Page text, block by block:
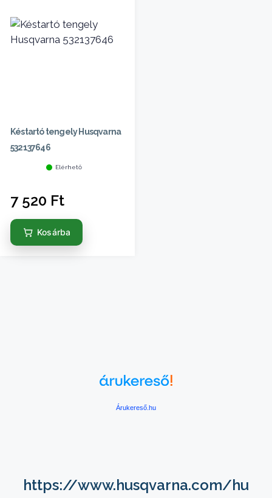
Késtartó tengely Husqvarna
532137646
Elérhető
7 520 Ft
Kosárba
Árukereső.hu
https://www.husqvarna.com/hu